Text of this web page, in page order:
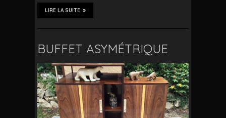
LIRE LA SUITE
BUFFET ASYMÉTRIQUE